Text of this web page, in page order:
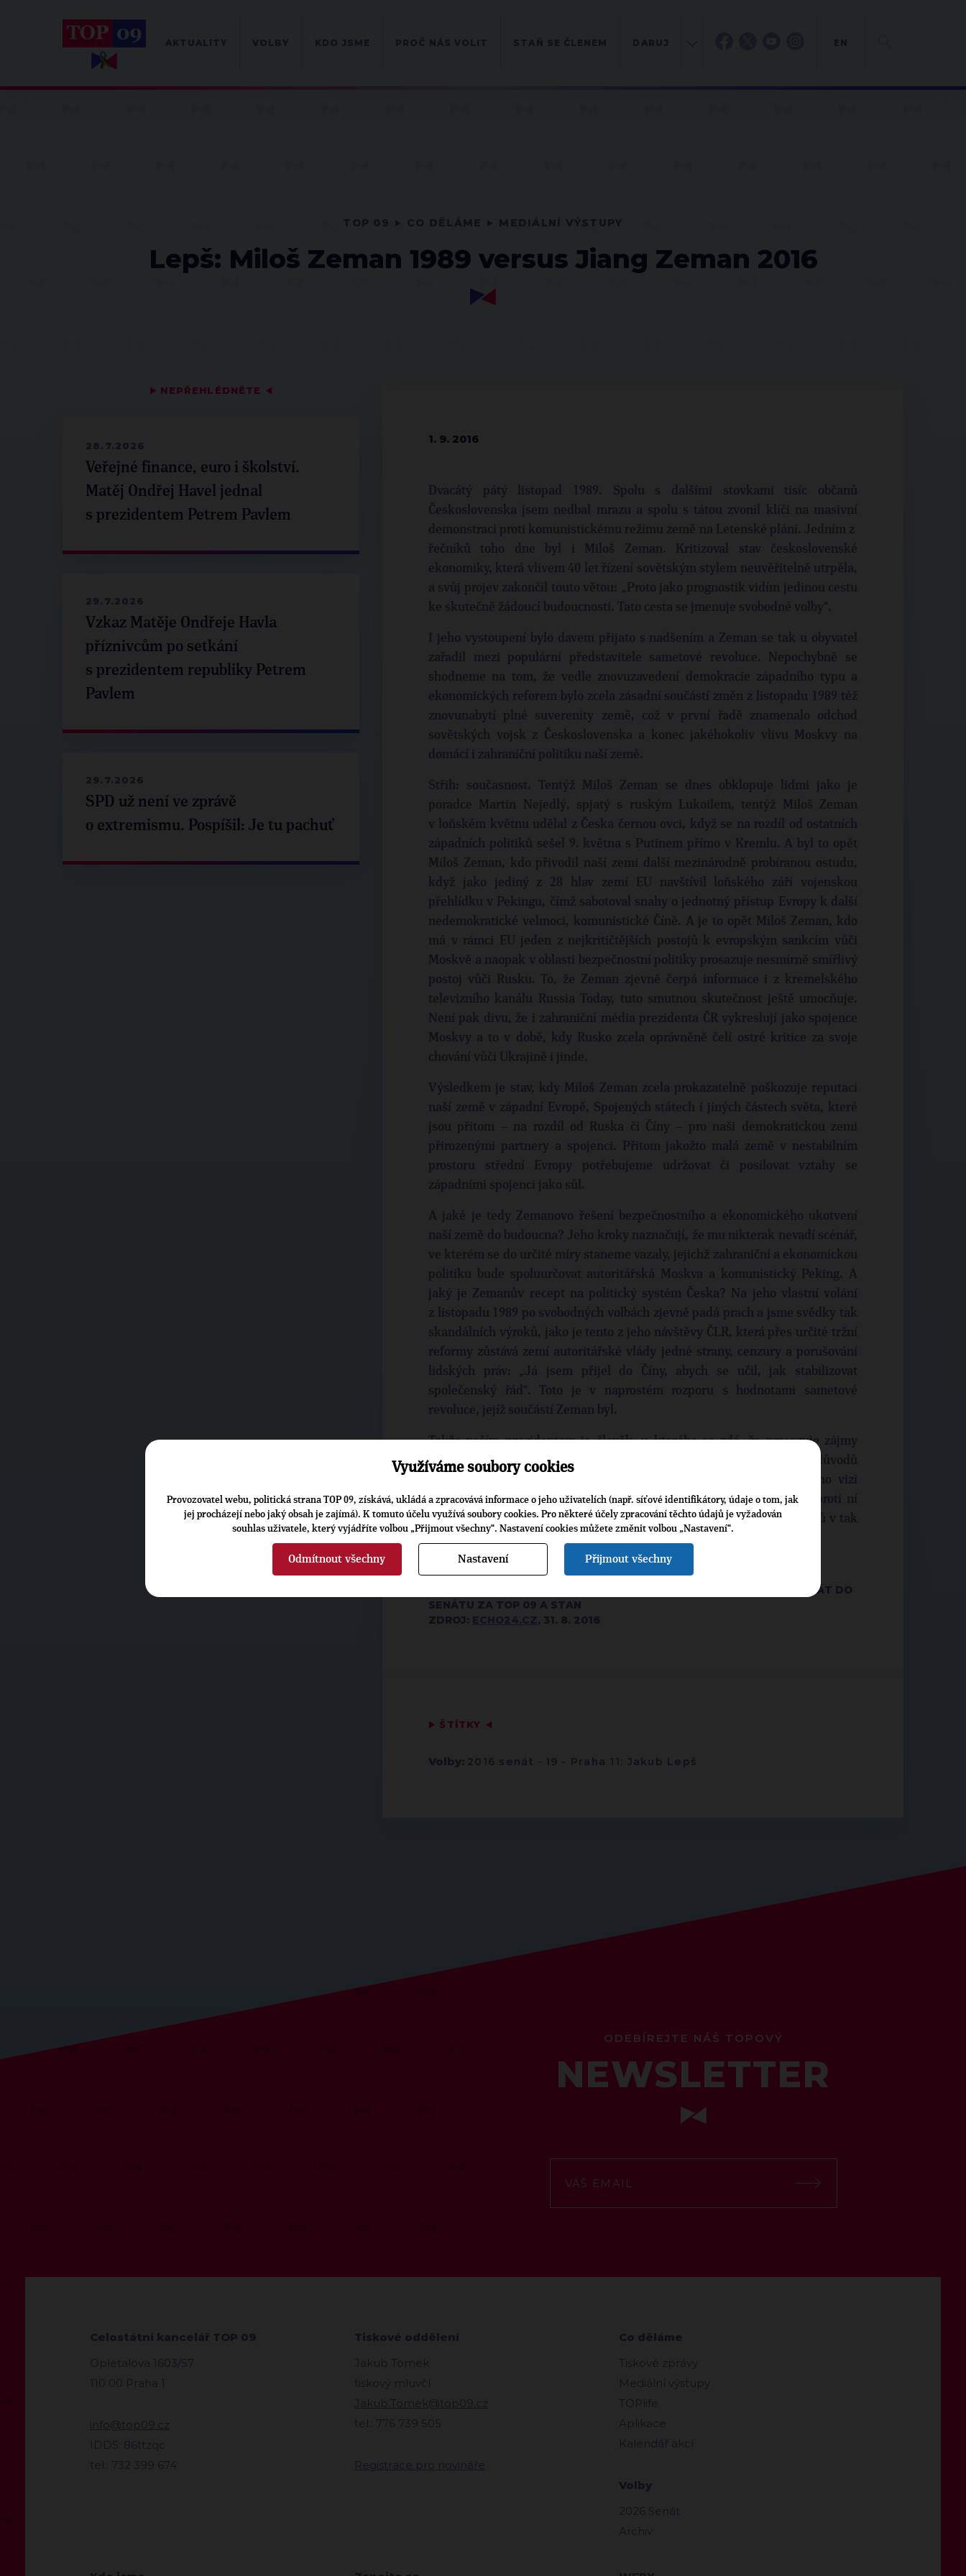
Lepš: Miloš Zeman 1989 versus Jiang Zeman 2016
▶ NEPŘEHLÉDNĚTE ◀
28.7.2026
Veřejné finance, euro i školství.
Matěj Ondřej Havel jednal
s prezidentem Petrem Pavlem
29.7.2026
Vzkaz Matěje Ondřeje Havla
příznivcům po setkání
s prezidentem republiky Petrem
Pavlem
29.7.2026
SPD už není ve zprávě
o extremismu. Pospíšil: Je tu pachuť
1. 9. 2016
Dvacátý pátý listopad 1989. Spolu s dalšími stovkami tisíc občanů
Československa jsem nedbal mrazu a spolu s tátou zvonil klíči na masivní
demonstraci proti komunistickému režimu země na Letenské pláni. Jedním z
řečníků toho dne byl i Miloš Zeman. Kritizoval stav československé
ekonomiky, která vlivem 40 let řízení sovětským stylem neuvěřitelně utrpěla,
a svůj projev zakončil touto větou: „Proto jako prognostik vidím jedinou cestu
ke skutečně žádoucí budoucnosti. Tato cesta se jmenuje svobodné volby“.
I jeho vystoupení bylo davem přijato s nadšením a Zeman se tak u obyvatel
zařadil mezi populární představitele sametové revoluce. Nepochybně se
shodneme na tom, že vedle znovuzavedení demokracie západního typu a
ekonomických reforem bylo zcela zásadní součástí změn z listopadu 1989 též
znovunabytí plné suverenity země, což v první řadě znamenalo odchod
sovětských vojsk z Československa a konec jakéhokoliv vlivu Moskvy na
domácí i zahraniční politiku naší země.
Střih: současnost. Tentýž Miloš Zeman se dnes obklopuje lidmi jako je
poradce Martin Nejedlý, spjatý s ruským Lukoilem, tentýž Miloš Zeman
v loňském květnu udělal z Česka černou ovci, když se na rozdíl od ostatních
západních politiků sešel 9. května s Putinem přímo v Kremlu. A byl to opět
Miloš Zeman, kdo přivodil naší zemi další mezinárodně probíranou ostudu,
když jako jediný z 28 hlav zemí EU navštívil loňského září vojenskou
přehlídku v Pekingu, čímž sabotoval snahy o jednotný přístup Evropy k další
nedemokratické velmoci, komunistické Číně. A je to opět Miloš Zeman, kdo
má v rámci EU jeden z nejkritičtějších postojů k evropským sankcím vůči
Moskvě a naopak v oblasti bezpečnostní politiky prosazuje nesmírně smířlivý
postoj vůči Rusku. To, že Zeman zjevně čerpá informace i z kremelského
televizního kanálu Russia Today, tuto smutnou skutečnost ještě umocňuje.
Není pak divu, že i zahraniční média prezidenta ČR vykreslují jako spojence
Moskvy a to v době, kdy Rusko zcela oprávněně čelí ostré kritice za svoje
chování vůči Ukrajině i jinde.
Výsledkem je stav, kdy Miloš Zeman zcela prokazatelně poškozuje reputaci
naší země v západní Evropě, Spojených státech i jiných částech světa, které
jsou přitom – na rozdíl od Ruska či Číny – pro naši demokratickou zemi
přirozenými partnery a spojenci. Přitom jakožto malá země v nestabilním
prostoru střední Evropy potřebujeme udržovat či posilovat vztahy se
západními spojenci jako sůl.
A jaké je tedy Zemanovo řešení bezpečnostního a ekonomického ukotvení
naší země do budoucna? Jeho kroky naznačují, že mu nikterak nevadí scénář,
ve kterém se do určité míry staneme vazaly, jejichž zahraniční a ekonomickou
politiku bude spoluurčovat autoritářská Moskva a komunistický Peking. A
jaký je Zemanův recept na politický systém Česka? Na jeho vlastní volání
z listopadu 1989 po svobodných volbách zjevně padá prach a jsme svědky tak
skandálních výroků, jako je tento z jeho návštěvy ČLR, která přes určité tržní
reformy zůstává zemí autoritářské vlády jedné strany, cenzury a porušování
lidských práv: „Já jsem přijel do Číny, abych se učil, jak stabilizovat
společenský řád“. Toto je v naprostém rozporu s hodnotami sametové
revoluce, jejíž součástí Zeman byl.
Takže naším prezidentem je člověk, u kterého se zdá, že prosazuje zájmy
cizích nedemokratických zemí a který byl z výše jmenovaných důvodů
v zahraničních médiích dokonce označený jako „Jiang Zeman“. Jeho vizi
budoucnosti Česka je proto nutné kritizovat a silou každého z nás proti ní
bojovat – ať už v médiích, v rozhovorech se známými, nebo koneckonců v tak
důležité složce našeho politického systému, jakou je Senát.
JAKUB LEPŠ, VŠ PEDAGOG, ZÁSTUPCE STAROSTY PRAHY 11 A KANDIDÁT DO
SENÁTU ZA TOP 09 A STAN
ZDROJ:
, 31. 8. 2016
▶ ŠTÍTKY ◀
Volby: 2016 senát - 19 - Praha 11: Jakub Lepš
ODEBÍREJTE NÁŠ TOPOVÝ
NEWSLETTER
Celostátní kancelář TOP 09
Opletalova 1603/57
110 00 Praha 1
info@top09.cz
IDDS: 86ttzqc
tel.: 732 399 674
Tiskové oddělení
Jakub Tomek
tiskový mluvčí
Jakub.Tomek@top09.cz
tel.: 776 739 505
Registrace pro novináře
Co děláme
Tiskové zprávy
Mediální výstupy
TOPlife
Aplikace
Kalendář akcí
Volby
2026 Senát
Archiv
Využíváme soubory cookies
Provozovatel webu, politická strana TOP 09, získává, ukládá a zpracovává informace o jeho uživatelích (např. síťové identifikátory, údaje o tom, jak
jej procházejí nebo jaký obsah je zajímá). K tomuto účelu využívá soubory cookies. Pro některé účely zpracování těchto údajů je vyžadován
souhlas uživatele, který vyjádříte volbou „Přijmout všechny“. Nastavení cookies můžete změnit volbou „Nastavení“.
Odmítnout všechny Nastavení Přijmout všechny